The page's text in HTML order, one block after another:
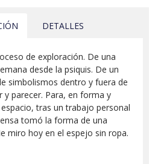
DETALLES
de exploración. De una
desde la psiquis. De un
simbolismos dentro y fuera de
y parecer. Para, en forma y
tras un trabajo personal
tomó la forma de una
miro hoy en el espejo sin ropa.